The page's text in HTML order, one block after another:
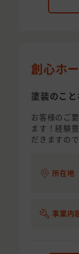
創心ホ
塗装のこ
お客様のご
ます！経験
だきますの
所在地
事業内